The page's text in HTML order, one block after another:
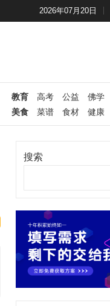
2026年07月20日
教育 高考 公益
佛学
美食
菜谱 食材 健康
搜索